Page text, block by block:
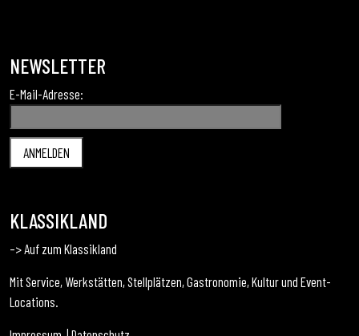
NEWSLETTER
E-Mail-Adresse:
KLASSIKLAND
–> Auf zum Klassikland
Mit Service, Werkstätten, Stellplätzen, Gastronomie, Kultur und Event-
Locations.